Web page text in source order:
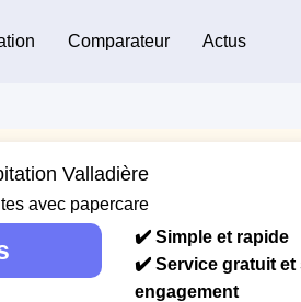
Comparateur Actus
Valladière
avec papercare
✔️ Simple et rapide
✔️ Service gratuit et
engagement